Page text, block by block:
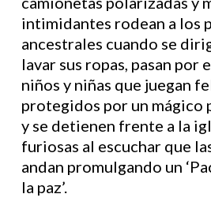
intimidantes rodean a los
ancestrales cuando se
lavar sus ropas, pasan por
niños y niñas que juegan
protegidos por un mágico
y se detienen frente a la
furiosas al escuchar que
andan promulgando un
la paz’.